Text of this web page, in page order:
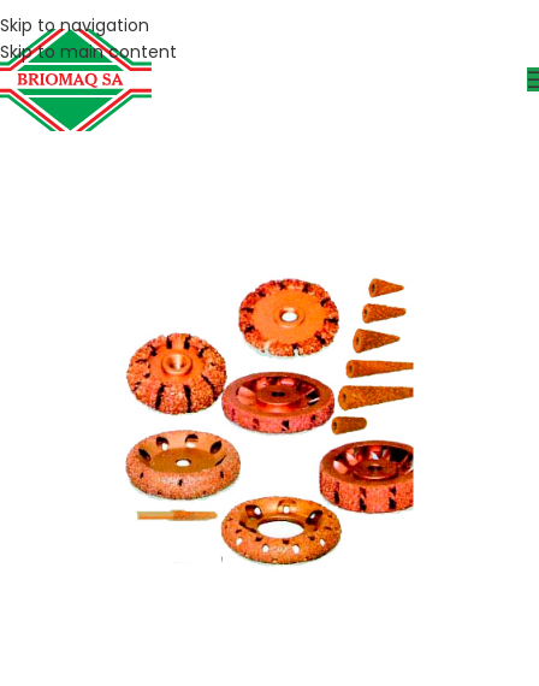
Skip to navigation
Skip to main content